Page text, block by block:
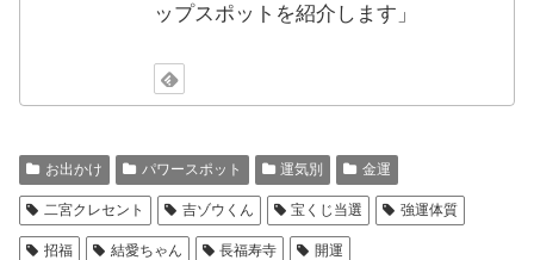
ップスポットを紹介します」
お出かけ パワースポット 運気別 金運
二宮クレセント 吉ゾウくん 宝くじ当選 強運体質
招福 結愛ちゃん 長福寿寺 開運